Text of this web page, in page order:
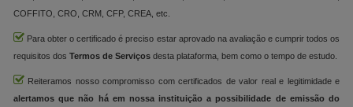
COFFITO, CRO, CRM, CFP, CREA, etc.
Para obter o certificado é preciso estar aprovado na avaliação e cumprir todos os
requisitos dos Termos de Serviços desta plataforma, bem como o tempo de estudo.
Reiteramos nosso compromisso com certificados de valor real e legitimidade e
alertamos que não há em nossa instituição a possibilidade de emissão do